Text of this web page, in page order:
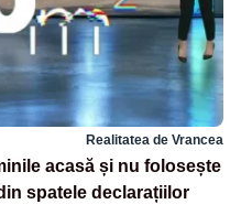
Realitatea de Vrancea
acasă și nu folosește
spatele declarațiilor